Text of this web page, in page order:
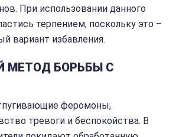
При использовании данного
терпением, поскольку это –
вариант избавления.
МЕТОД БОРЬБЫ С
феромоны,
тревоги и беспокойства. В